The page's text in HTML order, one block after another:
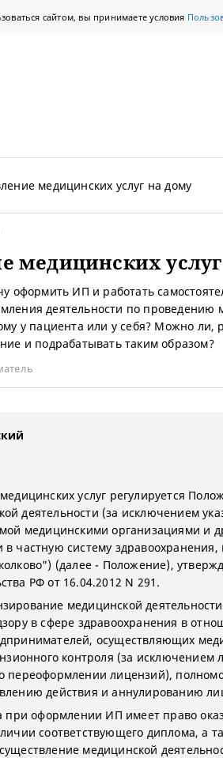
сайтом, вы принимаете условия
медицинских услуг на дому
медицинских
оформить ИП и работать
деятельности по проведению
у пациента или у себя? Можно ли,
и подрабатывать таким образом?
услуг регулируется
деятельности (за исключением
медицинскими организациями и
частную систему здравоохранения,
(далее - Положение),
РФ от 16.04.2012 N 291.
медицинской
в сфере здравоохранения в
осуществляющих
контроля (за исключением
переоформлении лицензий),
действия и аннулированию
при оформлении ИП имеет право
соответствующего диплома, а
медицинской